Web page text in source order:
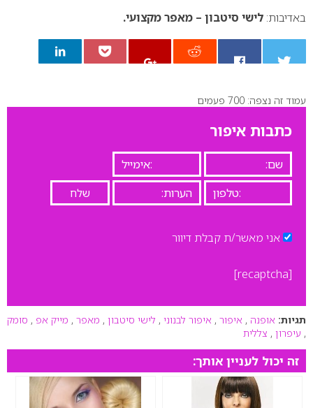
באדיבות: לישי סיטבון – מאפר מקצועי.
0
עמוד זה נצפה: 700 פעמים
כתבות איפור
אני מאשר/ת קבלת דיוור
[recaptcha]
תגיות: אופנה , איפור , איפור לבנוני , לישי סיטבון , מאפר , מייק אפ , סומק
, עיפרון , צללית
זה יכול לעניין אותך: